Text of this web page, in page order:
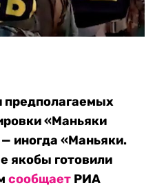
«Маньяки
иногда «Маньяки.
якобы готовили
сообщает РИА